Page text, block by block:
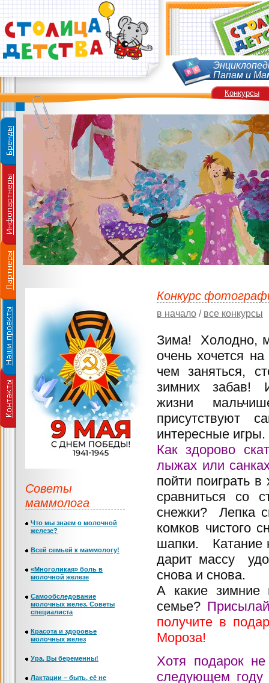
Папам и
Конкурс
в начало / все конкурсы
Зима! Холодно,
очень хочется
чем заняться,
зимних забав!
жизни
присутствуют
интересные игры.
Как здорово
лыжах или
пойти поиграть
сравниться со
снежки? Лепка
комков чистого
шапки. Катание
дарит массу
снова и снова.
А какие зимние
семье?
получите в
Мороза!
Хотя подарок
следующем
Советы
маммолога
Что мы знаем о молочной
железе?
Всей семьей к маммологу!
«Многоликая» боль в
молочной железе
Самообследование
молочных желез. Советы
специалиста
Красота и здоровье
молочных желез
Ура, Вы беременны!
Лактации – быть, её не
Конкурсы